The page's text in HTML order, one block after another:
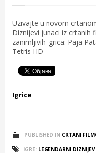
Uzivajte u novom
Diznijevi junaci iz crtanih
zanimljivih igrica: Paja
Tetris HD
Igrice
PUBLISHED IN CRTANI
IGRE: LEGENDARNI DIZNIJEVI